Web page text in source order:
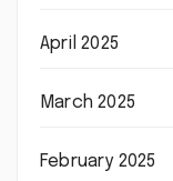
April 2025
March 2025
February 2025